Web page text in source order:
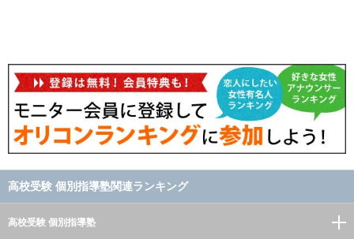
高校受験 個別指導塾関連ランキング
高校受験 個別指導塾